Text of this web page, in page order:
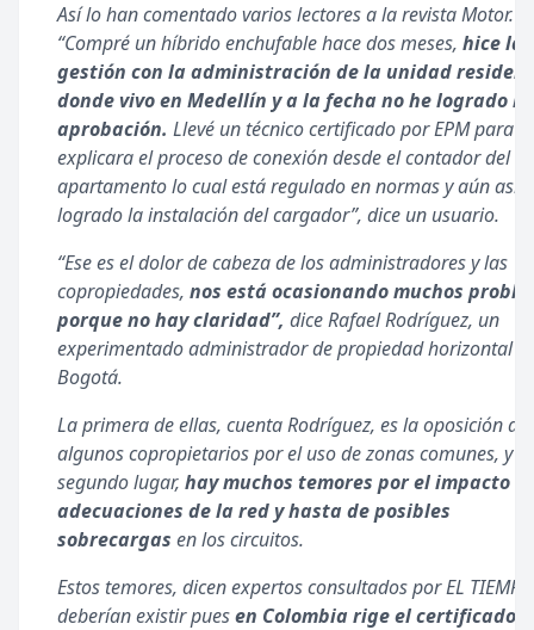
Así lo han comentado varios lectores a la revista Motor.
“Compré un híbrido enchufable hace dos meses, hice la
gestión con la administración de la unidad
donde vivo en Medellín y a la fecha no he logrado la
aprobación. Llevé un técnico certificado por EPM para
explicara el proceso de conexión desde el contador del
apartamento lo cual está regulado en normas y aún así
logrado la instalación del cargador”, dice un usuario.
“Ese es el dolor de cabeza de los administradores y las
copropiedades, nos está ocasionando muchos
porque no hay claridad”, dice Rafael Rodríguez, un
experimentado administrador de propiedad horizontal
Bogotá.
La primera de ellas, cuenta Rodríguez, es la oposición de
algunos copropietarios por el uso de zonas comunes, y
segundo lugar, hay muchos temores por el impacto
adecuaciones de la red y hasta de posibles
sobrecargas en los circuitos.
Estos temores, dicen expertos consultados por EL
deberían existir puesen Colombia rige el certificado